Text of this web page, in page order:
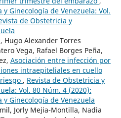
Ginecología de Venezuela: Vol.
de Obstetricia y
Hugo Alexander Torres
Vega, Rafael Borges Peña,
Asociación entre infección por
intraepiteliales en cuello
, Revista de Obstetricia y
Vol. 80 Núm. 4 (2020):
y Ginecología de Venezuela
Jorly Mejia-Montilla, Nadia